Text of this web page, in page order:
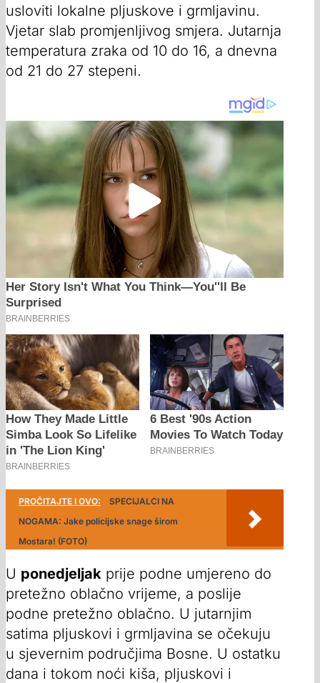
usloviti lokalne pljuskove i grmljavinu.
Vjetar slab promjenljivog smjera. Jutarnja
temperatura zraka od 10 do 16, a dnevna
od 21 do 27 stepeni.
PROČITAJTE I OVO:
SPECIJALCI NA
NOGAMA: Jake policijske snage širom
Mostara! (FOTO)
U ponedjeljak prije podne umjereno do
pretežno oblačno vrijeme, a poslije
podne pretežno oblačno. U jutarnjim
satima pljuskovi i grmljavina se očekuju
u sjevernim područjima Bosne. U ostatku
dana i tokom noći kiša, pljuskovi i